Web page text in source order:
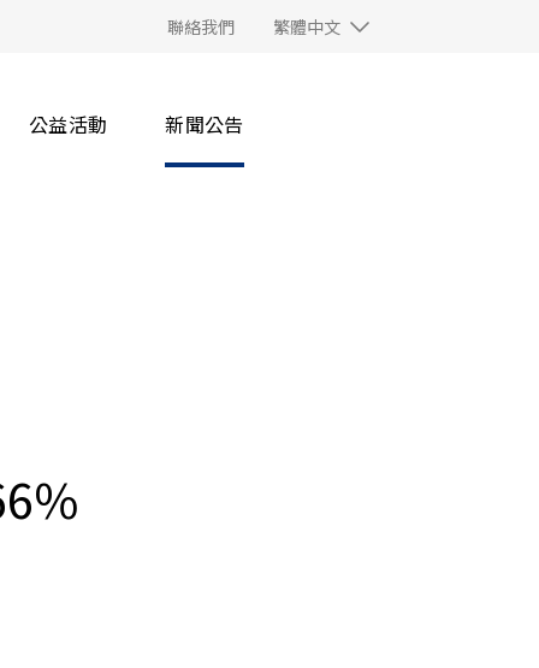
聯絡我們 繁體中文
公益活動 新聞公告